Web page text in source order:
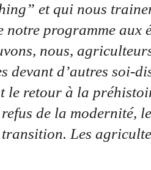
et qui nous
notre programme
nous,
devant d’autres soi-
le retour à la
de la modernité,
Les